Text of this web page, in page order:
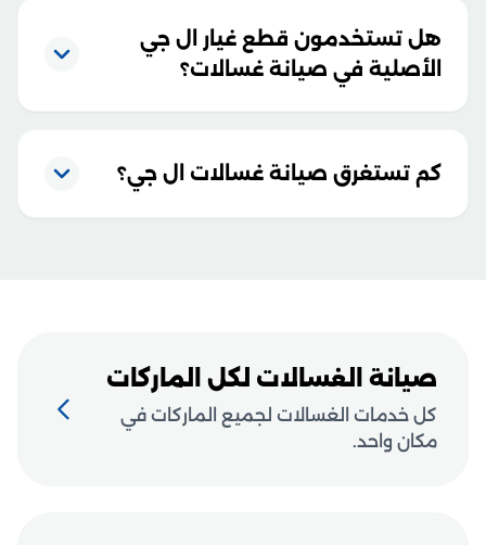
هل تستخدمون قطع غيار ال جي
الأصلية في صيانة غسالات؟
كم تستغرق صيانة غسالات ال جي؟
صيانة الغسالات لكل الماركات
كل خدمات الغسالات لجميع الماركات في
مكان واحد.